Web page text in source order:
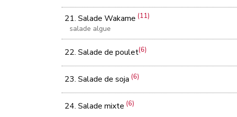
21. Salade Wakame (11)
salade algue
22. Salade de poulet(6)
23. Salade de soja (6)
24. Salade mixte (6)